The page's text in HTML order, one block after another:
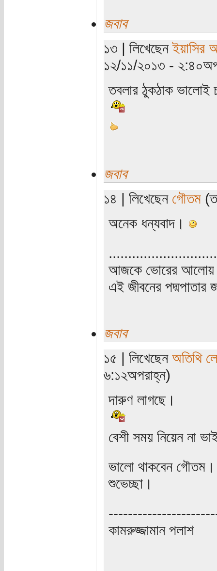
জবাব
১৩ | লিখেছেনইয়াসির
১২/১১/২০১৩ -
তবলার ঠুকঠাক ভালোই
জবাব
১৪ | লিখেছেন গৌতম
অনেক ধন্যবাদ।
আজকে ভোরের আলোয়
এই জীবনের পদ্মপাতার
জবাব
১৫ | লিখেছেন অতিথি
৬:১২অপরাহ্ন)
দারুণ লাগছে।
বেশী সময় নিয়েন না
ভালো থাকবেন গৌতম।
শুভেচ্ছা।
কামরুজ্জামান পলাশ